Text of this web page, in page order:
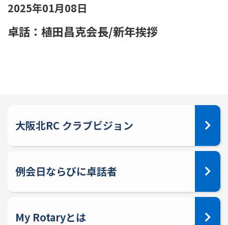
2025年01月08日
卓話：植田昌克会長/新年挨拶
大阪北RC クラブビジョン
例会日ならびに卓話者
My Rotaryとは